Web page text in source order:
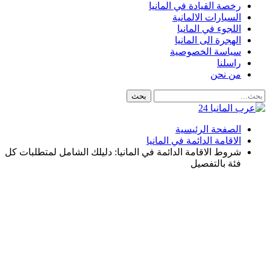
رخصة القيادة في المانيا
السيارات الالمانية
اللجوء في المانيا
الهجرة الى المانيا
سياسة الخصوصية
راسلنا
من نحن
الصفحة الرئيسية
الاقامة الدائمة في المانيا
شروط الاقامة الدائمة في المانيا: دليلك الشامل لمتطلبات كل
فئة بالتفصيل